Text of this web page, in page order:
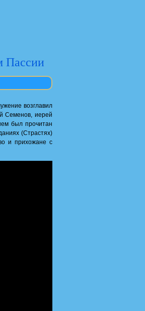
Пассии
возглавил
Семенов, иерей
был прочитан
(Страстях)
и прихожане с